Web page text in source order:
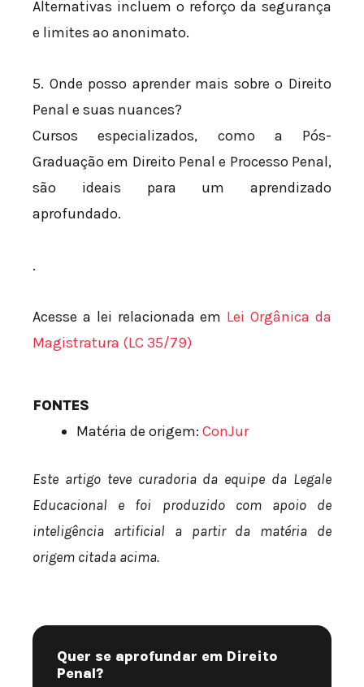
Alternativas incluem o reforço da segurança
e limites ao anonimato.
5. Onde posso aprender mais sobre o Direito
Penal e suas nuances?
Cursos especializados, como a Pós-
Graduação em Direito Penal e Processo Penal,
são ideais para um aprendizado
aprofundado.
.
Acesse a lei relacionada em Lei Orgânica da
Magistratura (LC 35/79)
FONTES
Matéria de origem: ConJur
Este artigo teve curadoria da equipe da Legale
Educacional e foi produzido com apoio de
inteligência artificial a partir da matéria de
origem citada acima.
Quer se aprofundar em Direito
Penal?